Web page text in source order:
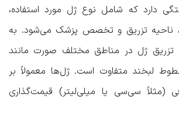
دارد که شامل نوع ژل مورد استفاده،
ناحیه تزریق و تخصص پزشک می‌شود. به
تزریق ژل در مناطق مختلف صورت مانند
لبخند متفاوت است. ژل‌ها معمولاً بر
سی‌سی یا میلی‌لیتر) قیمت‌گذاری